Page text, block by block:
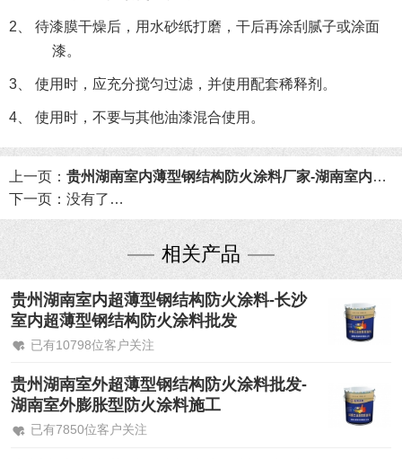
2、 待漆膜干燥后，用水砂纸打磨，干后再涂刮腻子或涂面
漆。
3、 使用时，应充分搅匀过滤，并使用配套稀释剂。
4、 使用时，不要与其他油漆混合使用。
上一页： 贵州湖南室内薄型钢结构防火涂料厂家-湖南室内薄型钢结构防火涂料批发
下一页： 没有了…
相关产品
贵州湖南室内超薄型钢结构防火涂料-长沙
室内超薄型钢结构防火涂料批发
已有10798位客户关注
贵州湖南室外超薄型钢结构防火涂料批发-
湖南室外膨胀型防火涂料施工
已有7850位客户关注